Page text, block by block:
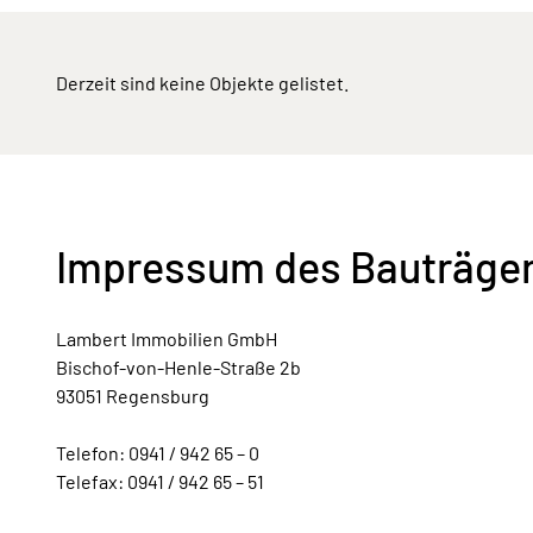
Derzeit sind keine Objekte gelistet.
Impressum des
Lambert Immobilien GmbH
Bischof-von-Henle-Straße 2b
93051 Regensburg
Telefon: 0941 / 942 65 – 0
Telefax: 0941 / 942 65 – 51